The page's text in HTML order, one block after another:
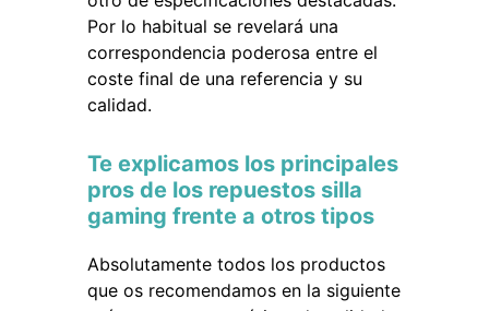
Por lo habitual se revelará una
correspondencia poderosa entre el
coste final de una referencia y su
calidad.
Te explicamos los principales
pros de los repuestos silla
gaming frente a otros tipos
Absolutamente todos los productos
que os recomendamos en la siguiente